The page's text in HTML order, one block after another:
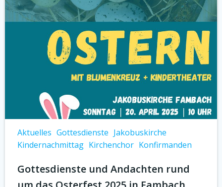
Aktuelles Gottesdienste Jakobuskirche
Kindernachmittag Kirchenchor Konfirmanden
Gottesdienste und Andachten rund